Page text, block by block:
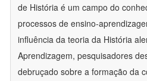
de História é um campo do
processos de ensino-
influência da teoria da História
Aprendizagem, pesquisadores
debruçado sobre a formação da